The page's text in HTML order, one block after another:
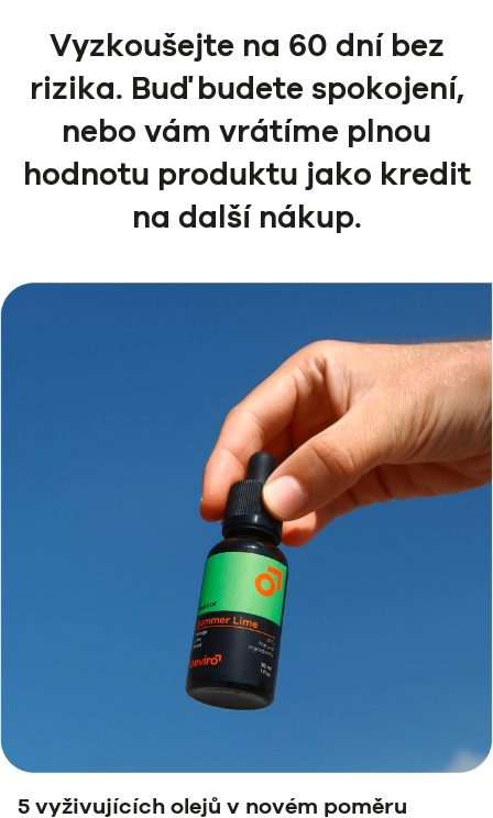
Vyzkoušejte na 60 dní bez
rizika. Buď budete spokojení,
nebo vám vrátíme plnou
hodnotu produktu jako kredit
na další nákup.
5 vyživujících olejů v novém poměru